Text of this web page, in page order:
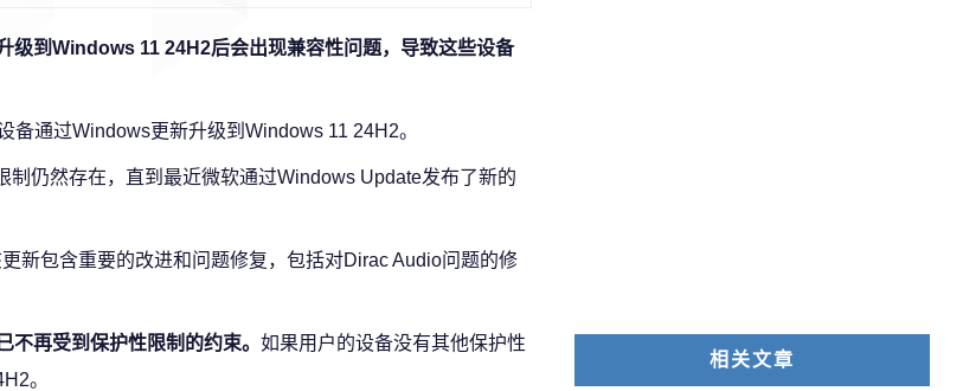
到Windows 11 24H2后会出现兼容性问题，导致这些设备
通过Windows更新升级到Windows 11 24H2。
仍然存在，直到最近微软通过Windows Update发布了新的
新包含重要的改进和问题修复，包括对Dirac Audio问题的修
再受到保护性限制的约束。 如果用户的设备没有其他保护性
。
相关文章